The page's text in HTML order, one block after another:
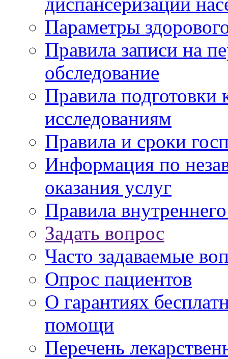
Параметры
Правила записи на
обследование
Правила подготовки
исследованиям
Правила и сроки
Информация по
оказания услуг
Правила
Задать вопрос
Часто задаваемые
Опрос пациентов
О гарантиях
помощи
Перечень